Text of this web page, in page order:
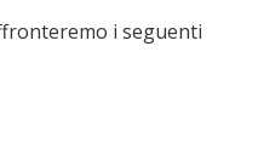
i seguenti